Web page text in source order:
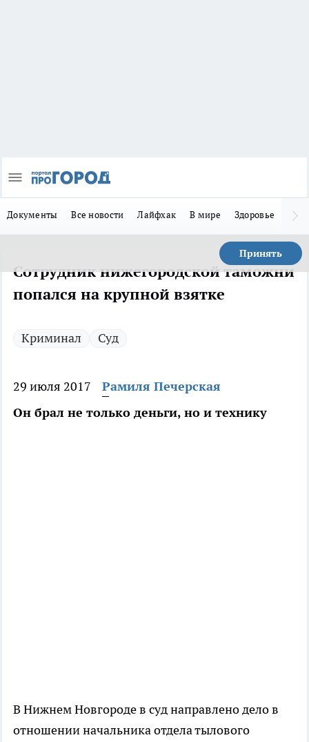
Документы Все новости Лайфхак В мире Здоровье
Принять
Сотрудник нижегородской таможни
попался на крупной взятке
Криминал Суд
29 июля 2017
Рамиля Печерская
Он брал не только деньги, но и технику
В Нижнем Новгороде в суд направлено дело в
отношении начальника отдела тылового